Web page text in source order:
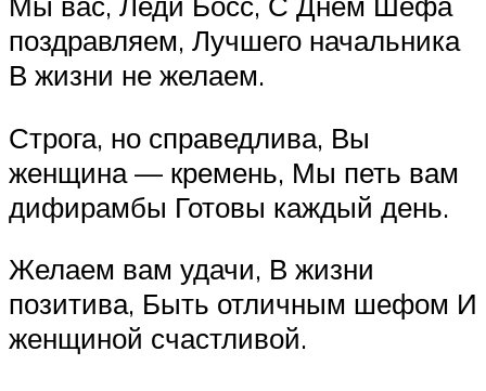
поздравляем, Лучшего начальника
В жизни не желаем.
Строга, но справедлива, Вы
женщина — кремень, Мы петь вам
дифирамбы Готовы каждый день.
Желаем вам удачи, В жизни
позитива, Быть отличным шефом И
женщиной счастливой.